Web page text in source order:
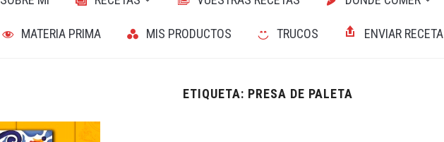
MATERIA PRIMA MIS PRODUCTOS TRUCOS ENVIAR RECETA
ETIQUETA: PRESA DE PALETA